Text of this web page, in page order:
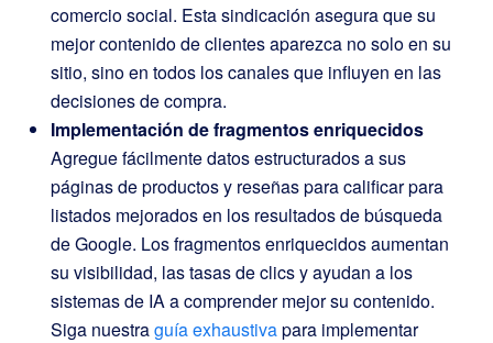
comercio social. Esta sindicación asegura que su
mejor contenido de clientes aparezca no solo en su
sitio, sino en todos los canales que influyen en las
decisiones de compra.
Implementación de fragmentos enriquecidos
Agregue fácilmente datos estructurados a sus
páginas de productos y reseñas para calificar para
listados mejorados en los resultados de búsqueda
de Google. Los fragmentos enriquecidos aumentan
su visibilidad, las tasas de clics y ayudan a los
sistemas de IA a comprender mejor su contenido.
Siga nuestraguía exhaustivapara implementar